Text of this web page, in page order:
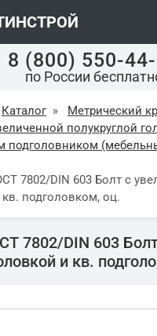
8 (800) 550-
по России
Каталог » Метрический
полукруглой
подголовником
7802/DIN 603 Болт с
подголовком, оц.
7802/DIN 603
и кв.